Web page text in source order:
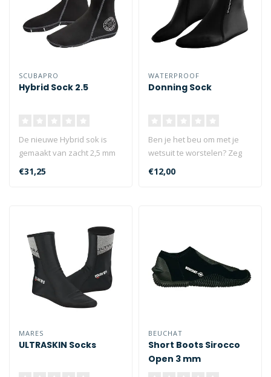
SCUBAPRO
Hybrid Sock 2.5
De nieuwe Hybrid sok is
gemaakt van zacht 2,5 mm
dik neopreen en heeft een
profi..
€31,25
WATERPROOF
Donning Sock
Ben je het beu om met je
wetsuit te worstelen? Zeg
vaarwel tegen dat
vervelende ..
€12,00
MARES
ULTRASKIN Socks
BEUCHAT
Short Boots Sirocco
Open 3 mm